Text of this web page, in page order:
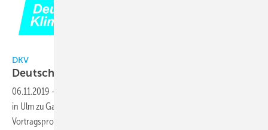
DKV
Deutsche Kälte- und Klimatagung 2019 in
06.11.2019 -
in Ulm zu Gast, und zwar im Maritim Hotel und Kongress-Zentrum. Das
Vortragsprogramm umfasst in diesem Jahr 113 Beträge an zwei Tagen